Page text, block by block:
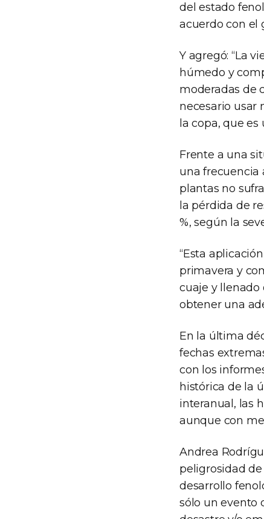
del estado
acuerdo con el
Y agregó: “La
húmedo y
moderadas de
necesario usar
la copa, que
Frente a una
una frecuencia
plantas no
la pérdida de
%, según la
“Esta
primavera y
cuaje y llenado
obtener una
En la última
fechas
con los
histórica de la
interanual, las
aunque con
Andrea
peligrosidad
desarrollo
sólo un evento